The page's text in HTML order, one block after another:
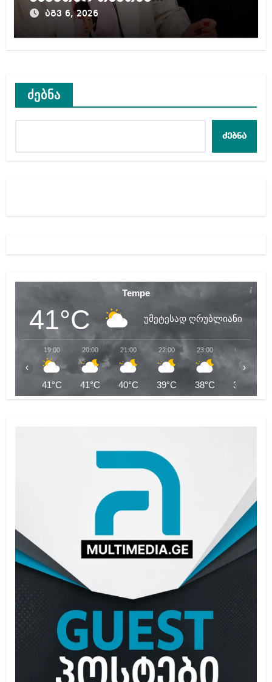
შეგარცხვენთ – ეკა კუპატაძე
ნანუკა ჟორჟოლიანს
აგვ 6, 2026
ძებნა
ძებნა
Tempe
41°C უმეტესად ღრუბლიანი
19:00
41°C
20:00
41°C
21:00
40°C
22:00
39°C
23:00
38°C
00:00
38°C
‹ ›